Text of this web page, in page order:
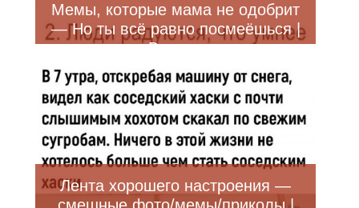
Мемы, которые мама не одобрит
— Но ты всё равно посмеёшься |
Bugaga
Лента хорошего настроения —